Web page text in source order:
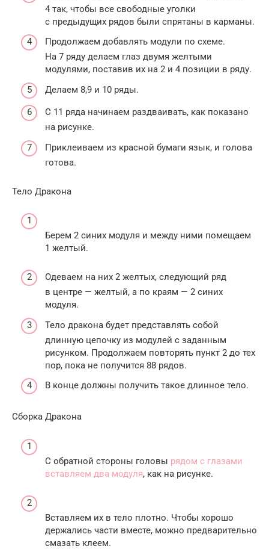
4 так, чтобы все свободные уголки
с предыдущих рядов были спрятаны в карманы.
Продолжаем добавлять модули по схеме.
На 7 ряду делаем глаз двумя желтыми
модулями, поставив их на 2 и 4 позиции в ряду.
Делаем 8,9 и 10 ряды.
С 11 ряда начинаем раздваивать, как показано
на рисунке.
Приклеиваем из красной бумаги язык, и голова
готова.
Тело Дракона
Берем 2 синих модуля и между ними помещаем
1 желтый.
Одеваем на них 2 желтых, следующий ряд
в центре — желтый, а по краям — 2 синих
модуля.
Тело дракона будет представлять собой
длинную цепочку из модулей с заданным
рисунком. Продолжаем повторять пункт 2 до тех
пор, пока не получится 88 рядов.
В конце должны получить такое длинное тело.
Сборка Дракона
С обратной стороны головы рядом с глазами
вставляем два модуля, как на рисунке.
Вставляем их в тело плотно. Чтобы хорошо
держались части вместе, можно предварительно
смазать клеем.